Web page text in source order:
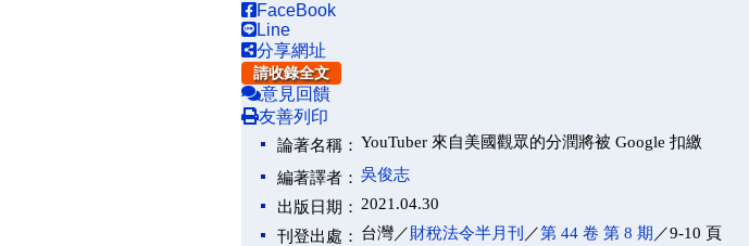
FaceBook
Line
分享網址
請收錄全文
意見回饋
友善列印
論著名稱： YouTuber 來自美國觀眾的分潤將被 Google 扣繳
編著譯者： 吳俊志
出版日期： 2021.04.30
刊登出處： 台灣／財稅法令半月刊 ／第 44 卷 第 8 期 ／9-10 頁